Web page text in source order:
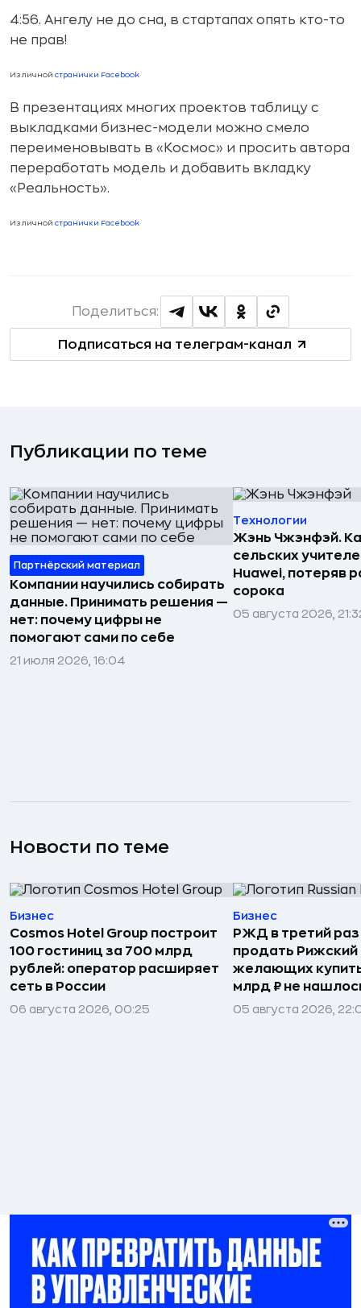
4:56. Ангелу не до сна, в стартапах опять кто-то
не прав!
Из личной странички Facebook
В презентациях многих проектов таблицу с
выкладками бизнес-модели можно смело
переименовывать в «Космос» и просить автора
переработать модель и добавить вкладку
«Реальность».
Из личной странички Facebook
Подписаться на телеграм-канал
Поделиться:
Публикации по теме
Партнёрский материал
Компании научились собирать
данные. Принимать решения —
нет: почему цифры не
помогают сами по себе
21 июля 2026, 16:04
Технологии
Жэнь Чжэнфэй.
сельских
Huawei, потеряв
сорока
05 августа 2026,
Новости по теме
Бизнес
Cosmos Hotel Group построит
100 гостиниц за 700 млрд
рублей: оператор расширяет
сеть в России
06 августа 2026, 00:25
Бизнес
РЖД в третий
продать Рижский
желающих
млрд ₽ не
05 августа 2026,